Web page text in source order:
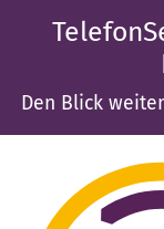
Den Blick